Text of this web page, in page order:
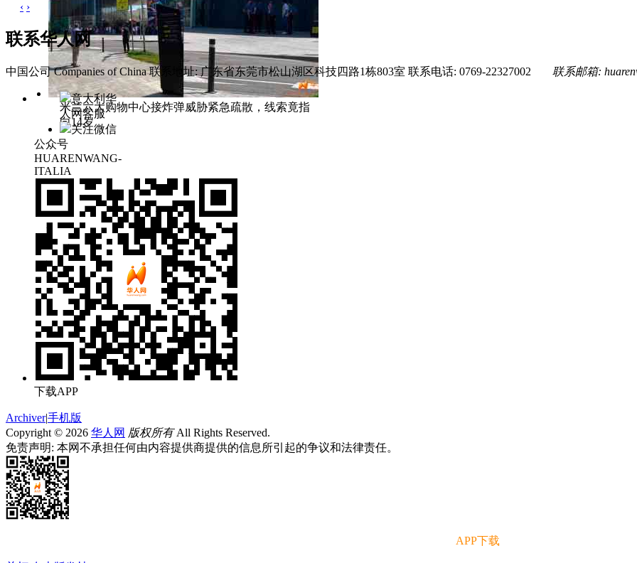
米兰六大购物中心接炸弹威胁紧急疏散，线索竟指
向14岁
‹ ›
联系华人网
中国公司 Companies of China 联系地址: 广东省东莞市松山湖区科技四路1栋803室 联系电话: 0769-22327002 联系邮箱:
意大利华
人网客服
关注微信
公众号
HUARENWANG-
ITALIA
下载APP
Archiver|手机版
Copyright © 2026 华人网 版权所有All Rights Reserved.
免责声明: 本网不承担任何由内容提供商提供的信息所引起的争议和法律责任。
APP下载